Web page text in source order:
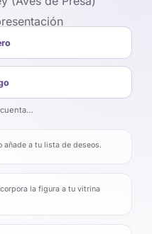
añade a tu lista de deseos.
la figura a tu vitrina